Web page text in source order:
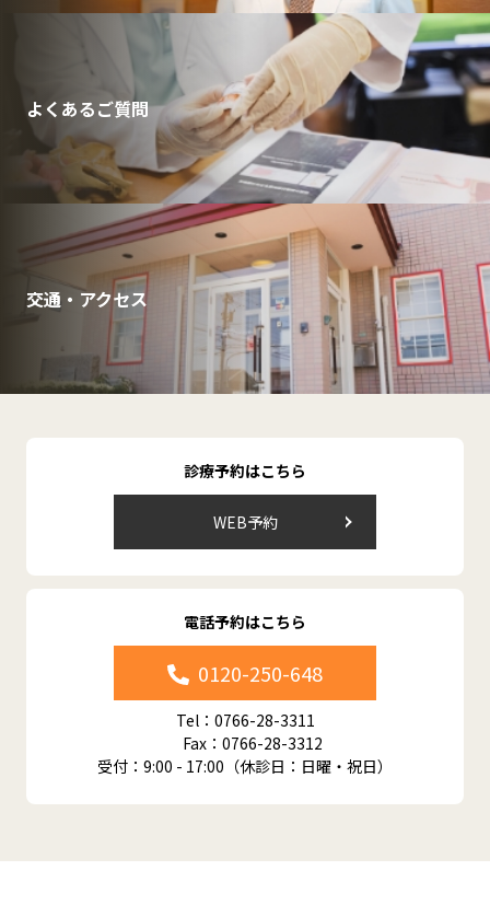
よくあるご質問
交通・アクセス
診療予約はこちら
WEB予約
電話予約はこちら
0120-250-648
Tel：0766-28-3311
Fax：0766-28-3312
受付：9:00 - 17:00（休診日：日曜・祝日）